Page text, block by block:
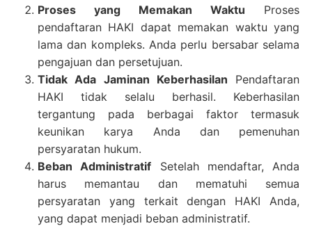
Proses yang Memakan Waktu Proses
pendaftaran HAKI dapat memakan waktu yang
lama dan kompleks. Anda perlu bersabar selama
pengajuan dan persetujuan.
Tidak Ada Jaminan Keberhasilan Pendaftaran
HAKI tidak selalu berhasil. Keberhasilan
tergantung pada berbagai faktor termasuk
keunikan karya Anda dan pemenuhan
persyaratan hukum.
Beban Administratif Setelah mendaftar, Anda
harus memantau dan mematuhi semua
persyaratan yang terkait dengan HAKI Anda,
yang dapat menjadi beban administratif.